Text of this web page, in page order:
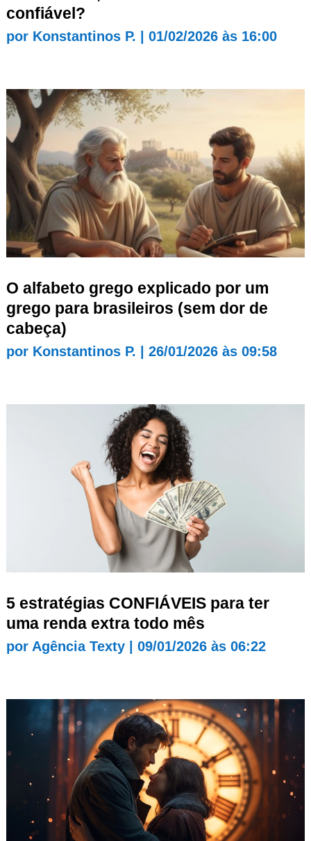
confiável?
por Konstantinos P. 01/02/2026 às 16:00
O alfabeto grego explicado por um
grego para brasileiros (sem dor de
cabeça)
por Konstantinos P. 26/01/2026 às 09:58
5 estratégias CONFIÁVEIS para ter
uma renda extra todo mês
por Agência Texty| 09/01/2026 às 06:22